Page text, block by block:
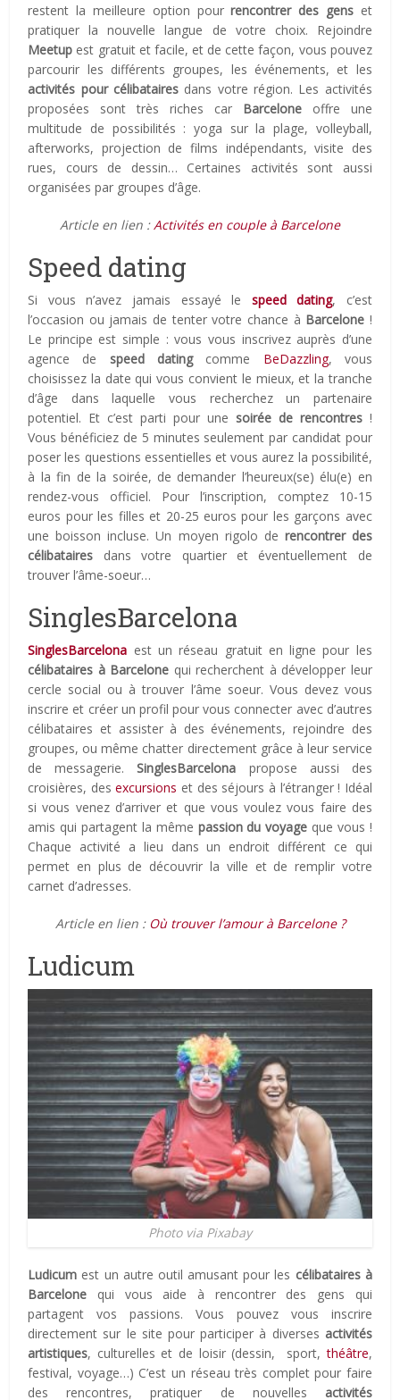
restent la meilleure option pourrencontrer des genset
pratiquer la nouvelle langue de votre choix. Rejoindre
Meetup est gratuit et facile, et de cette façon, vous pouvez
parcourir les différents groupes, les événements, et les
activités pour célibatairesdans votre région. Les activités
proposées sont très riches car Barceloneoffre une
multitude de possibilités : yoga sur la plage, volleyball,
afterworks, projection de films indépendants, visite des
rues, cours de dessin… Certaines activités sont aussi
organisées par groupes d’âge.
Article en lien :Activités en couple à Barcelone
Speed ​​dating
Si vous n’avez jamais essayé le speed dating, c’est
l’occasion ou jamais de tenter votre chance à Barcelone !
Le principe est simple : vous vous inscrivez auprès d’une
agence de speed datingcomme BeDazzling, vous
choisissez la date qui vous convient le mieux, et la tranche
d’âge dans laquelle vous recherchez un partenaire
potentiel. Et c’est parti pour une soirée de rencontres!
Vous bénéficiez de 5 minutes seulement par candidat pour
poser les questions essentielles et vous aurez la possibilité,
à la fin de la soirée, de demander l’heureux(se) élu(e) en
rendez-vous officiel. Pour l’inscription, comptez 10-15
euros pour les filles et 20-25 euros pour les garçons avec
une boisson incluse. Un moyen rigolo de rencontrer des
célibataires dans votre quartier et éventuellement de
trouver l’âme-soeur…
SinglesBarcelona
SinglesBarcelona est un réseau gratuit en ligne pour les
célibataires à Barcelone qui recherchent à développer leur
cercle social ou à trouver l’âme soeur. Vous devez vous
inscrire et créer un profil pour vous connecter avec d’autres
célibataires et assister à des événements, rejoindre des
groupes, ou même chatter directement grâce à leur service
de messagerie.SinglesBarcelona propose aussi des
croisières, desexcursions et des séjours à l’étranger ! Idéal
si vous venez d’arriver et que vous voulez vous faire des
amis qui partagent la même passion du voyage que vous !
Chaque activité a lieu dans un endroit différent ce qui
permet en plus de découvrir la ville et de remplir votre
carnet d’adresses.
Article en lien : Où trouver l’amour à Barcelone ?
Ludicum
Photo via Pixabay
Ludicum est un autre outil amusant pour les célibataires à
Barcelone qui vous aide à rencontrer des gens qui
partagent vos passions. Vous pouvez vous inscrire
directement sur le site pour participer à diverses activités
artistiques, culturelles et de loisir (dessin, sport,théâtre,
festival, voyage…) C’est un réseau très complet pour faire
des rencontres, pratiquer de nouvelles activités